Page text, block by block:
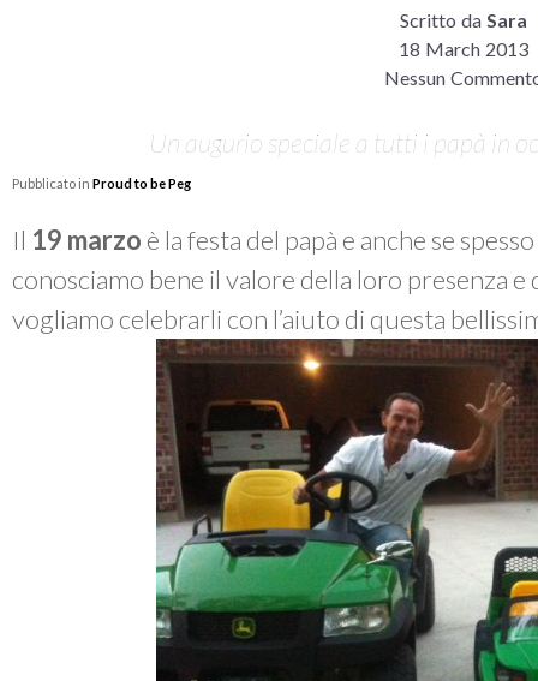
Scritto da Sara
18 March 2013
Nessun
Un augurio speciale a tutti i papà in
Pubblicato in Proud to be Peg
Il 19 marzo è la festa del papà e anche se
conosciamo bene il valore della loro presenza
vogliamo celebrarli con l’aiuto di questa